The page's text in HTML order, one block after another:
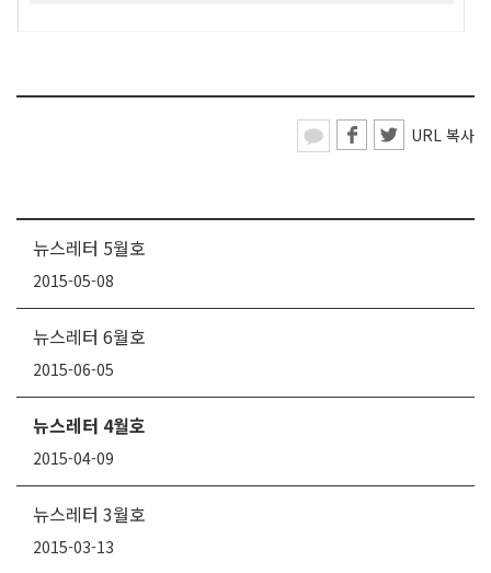
URL 복사
뉴스레터 5월호
2015-05-08
뉴스레터 6월호
2015-06-05
뉴스레터 4월호
2015-04-09
뉴스레터 3월호
2015-03-13